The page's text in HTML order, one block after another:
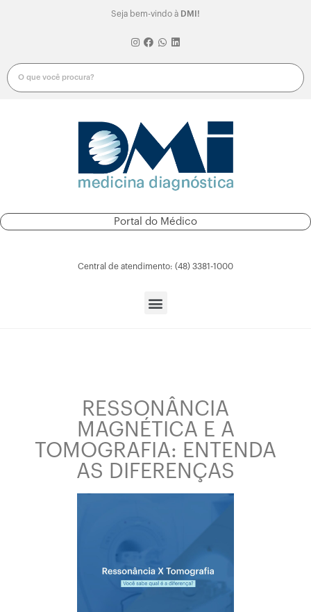
Seja bem-vindo à DMI!
Portal do Médico
Central de atendimento: (48) 3381-1000
RESSONÂNCIA
MAGNÉTICA E A
TOMOGRAFIA: ENTENDA
AS DIFERENÇAS